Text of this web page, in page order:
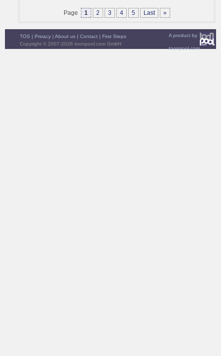
Page 1 2 3 4 5 Last »
A product by
toonpool.com
TOS | Privacy | About us | Contact | First Steps
Copyright © 2007-2026 toonpool.com GmbH